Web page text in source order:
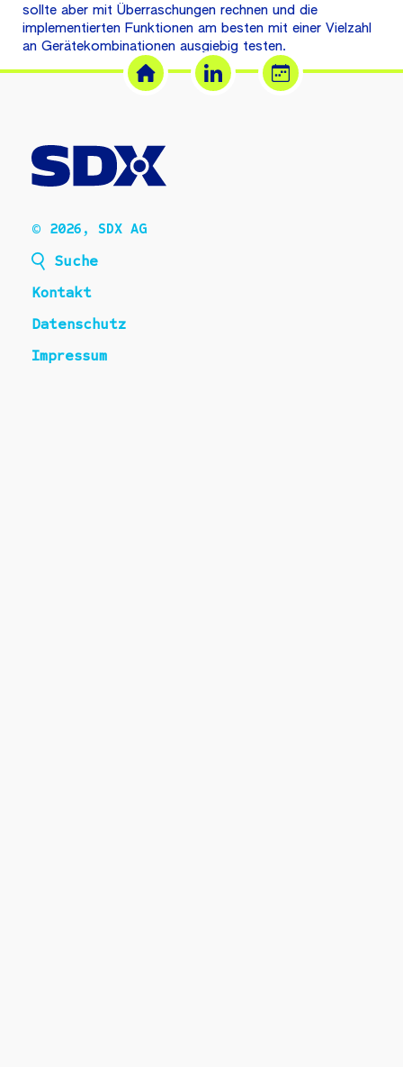
sollte aber mit Überraschungen rechnen und die
implementierten Funktionen am besten mit einer Vielzahl
an Gerätekombinationen ausgiebig testen.
Impressum
Datenschutz
Kontakt
Suche
© 2026, SDX AG